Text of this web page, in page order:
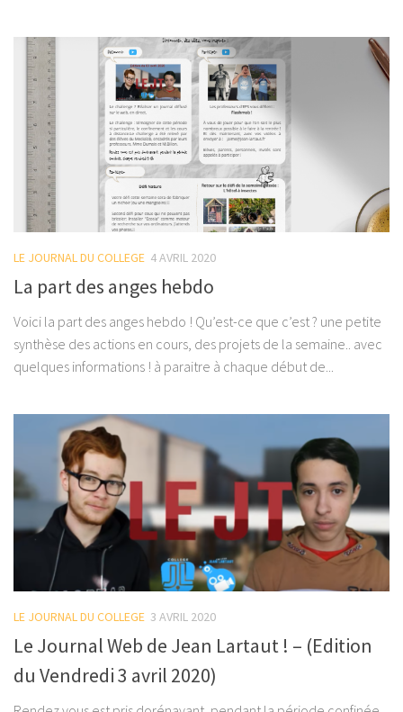
LE JOURNAL DU COLLEGE 4 AVRIL 2020
La part des anges hebdo
Voici la part des anges hebdo ! Qu’est-ce que c’est ? une petite
synthèse des actions en cours, des projets de la semaine.. avec
quelques informations ! à paraitre à chaque début de...
LE JOURNAL DU COLLEGE 3 AVRIL 2020
Le Journal Web de Jean Lartaut ! – (Edition
du Vendredi 3 avril 2020)